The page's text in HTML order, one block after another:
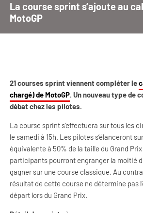
La course sprint s’ajoute au
MotoGP
21 courses sprint viennent compléter le
chargé) de MotoGP. Un nouveau type de
débat chez les pilotes.
La course sprint s’effectuera sur tous les
le samedi à 15h. Les pilotes s’élanceront
équivalente à 50% de la taille du Grand
participants pourront engranger la moitié
gagner sur une course classique. Au
résultat de cette course ne détermine pas
départ lors du Grand Prix.